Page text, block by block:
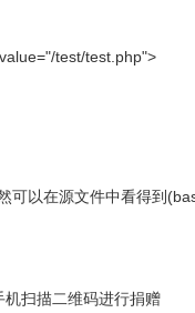
test/test.php">
可以在源文件中看得到
扫描二维码进行捐赠